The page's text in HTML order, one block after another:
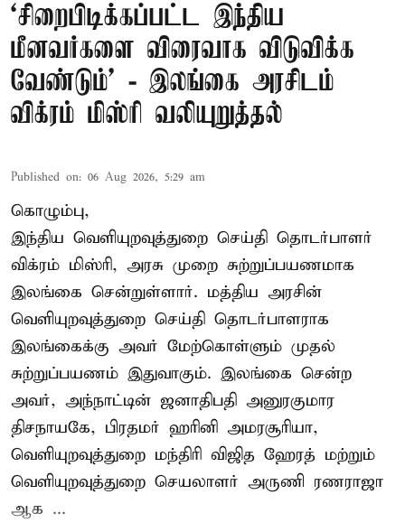
‘சிறைபிடிக்கப்பட்ட இந்திய
மீனவர்களை விரைவாக விடுவிக்க
வேண்டும்' - இலங்கை அரசிடம்
விக்ரம் மிஸ்ரி வலியுறுத்தல்
Published on: 06 Aug 2026, 5:29 am
கொழும்பு,
இந்திய வெளியுறவுத்துறை செய்தி தொடர்பாளர்
விக்ரம் மிஸ்ரி, அரசு முறை சுற்றுப்பயணமாக
இலங்கை சென்றுள்ளார். மத்திய அரசின்
வெளியுறவுத்துறை செய்தி தொடர்பாளராக
இலங்கைக்கு அவர் மேற்கொள்ளும் முதல்
சுற்றுப்பயணம் இதுவாகும். இலங்கை சென்ற
அவர், அந்நாட்டின் ஜனாதிபதி அனுரகுமார
திசநாயகே, பிரதமர் ஹரினி அமரசூரியா,
வெளியுறவுத்துறை மந்திரி விஜித ஹேரத் மற்றும்
வெளியுறவுத்துறை செயலாளர் அருணி ரணராஜா
ஆக ...